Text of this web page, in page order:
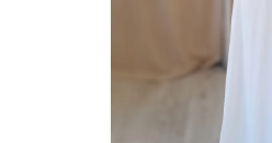
KRÁTKE MODRÉ
ODHALENÝM CHRBTOM A
ŠNUROVANÍM